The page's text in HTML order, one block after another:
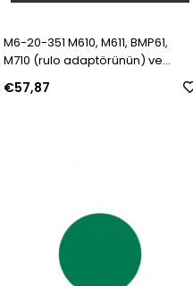
M6-20-351 M610, M611, BMP61,
M710 (rulo adaptörünün) ve
BMP71 (rulo adaptörünün) için
Tahrip Edilebilir Emniyet Belirteçli
€57,87